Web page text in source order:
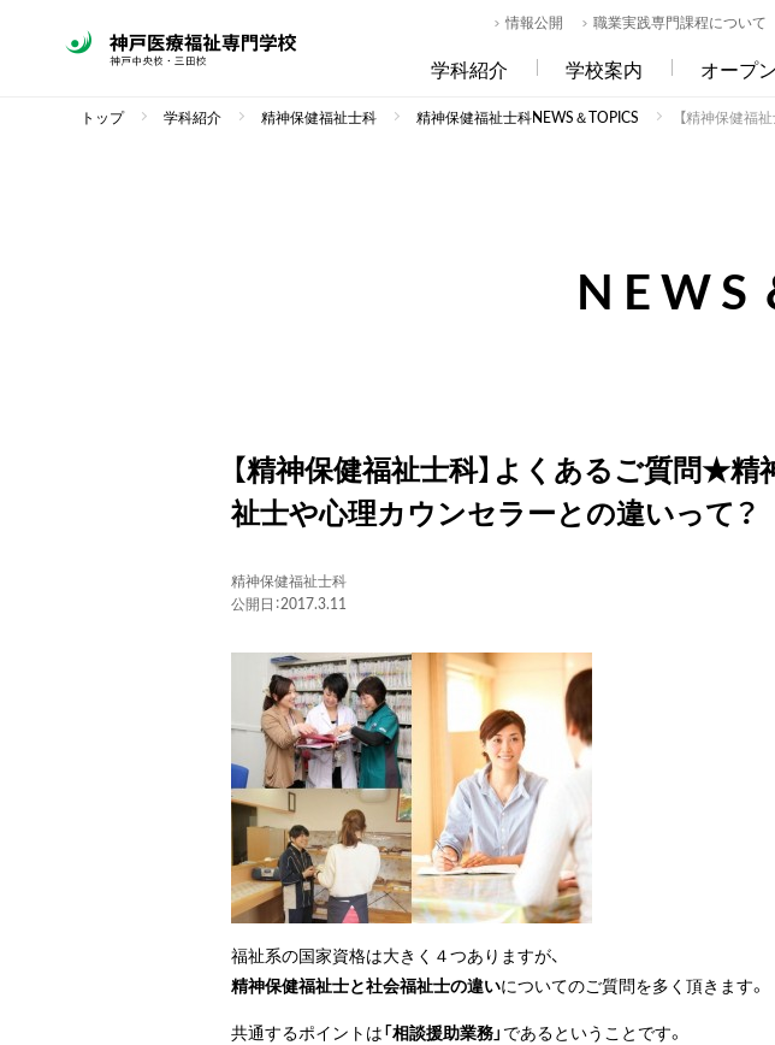
学科紹介 学校案内 オープ
情報公開 職業実践専門課程について
トップ 学科紹介 精神保健福祉士科 精神保健福祉士科NEWS＆TOPICS 【精神保健福
NEWS
【精神保健福祉士科】よくあるご質問★精
祉士や心理カウンセラーとの違いって？
精神保健福祉士科
公開日：2017.3.11
福祉系の国家資格は大きく４つありますが、
精神保健福祉士と社会福祉士の違いについてのご質問を多く頂きます。
共通するポイントは「相談援助業務」 であるということです。